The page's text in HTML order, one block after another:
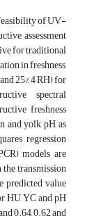
of UV-
assessment
for traditional
in freshness,
25% 4 RH) for
spectral
freshness
and yolk pH as
regression
models are
transmission
predicted value
HU, YC and pH